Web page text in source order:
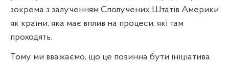
зокрема з залученням Сполучених Штатів Америки
як країни, яка має вплив на процеси, які там
проходять.
Тому ми вважаємо, що це повинна бути ініціатива